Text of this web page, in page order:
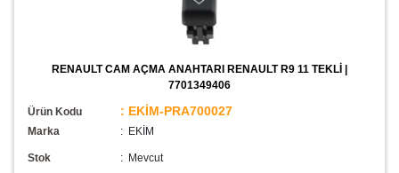
RENAULT CAM AÇMA ANAHTARI RENAULT R9 11 TEKLİ |
7701349406
Ürün Kodu : EKİM-PRA700027
Marka : EKİM
Stok : Mevcut